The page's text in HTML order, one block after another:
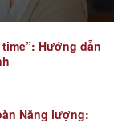
time”: Hướng dẫn
Năng lượng: